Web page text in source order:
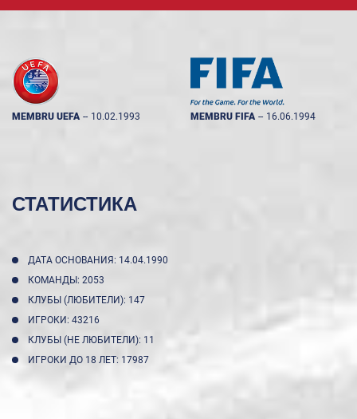
MEMBRU UEFA -- 10.02.1993 MEMBRU FIFA -- 16.06.1994
СТАТИСТИКА
ДАТА ОСНОВАНИЯ: 14.04.1990
КОМАНДЫ: 2053
КЛУБЫ (ЛЮБИТЕЛИ): 147
ИГРОКИ: 43216
КЛУБЫ (НЕ ЛЮБИТЕЛИ): 11
ИГРОКИ ДО 18 ЛЕТ: 17987